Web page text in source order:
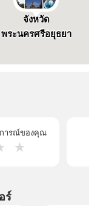
จังหวัด
พระนครศรีอยุธยา
การณ์ของคุณ
★
ร์